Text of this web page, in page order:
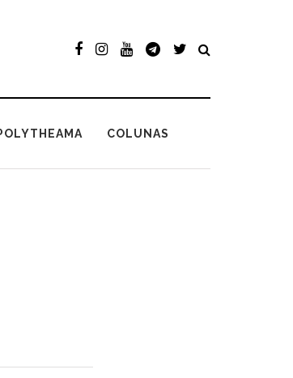
COLUNAS